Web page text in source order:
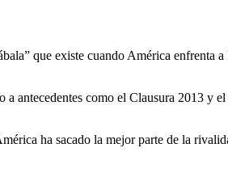
que existe cuando América
a antecedentes como el Clausura 2013
ha sacado la mejor parte de la